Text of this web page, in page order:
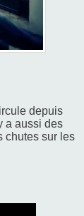
depuis
a aussi des
chutes sur les